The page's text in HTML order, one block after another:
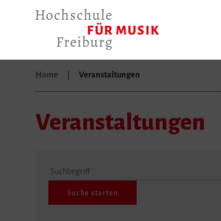
Home Veranstaltungen
Veranstaltungen
Suchbegriff